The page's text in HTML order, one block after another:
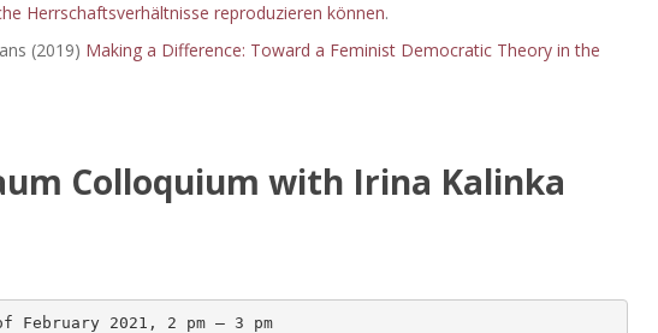
Herrschaftsverhältnisse reproduzieren können.
(2019) Making a Difference: Toward a Feminist Democratic Theory in the
Colloquium with Irina Kalinka
February 2021, 2 pm – 3 pm